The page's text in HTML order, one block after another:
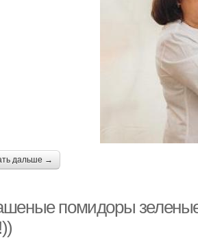
дальше →
помидоры